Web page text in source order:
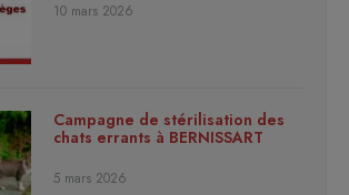
10 mars 2026
Campagne de stérilisation des
chats errants à BERNISSART
5 mars 2026